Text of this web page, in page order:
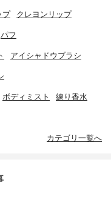
プ クレヨンリップ
パフ
アイシャドウブラシ
ボディミスト 練り香水
カテゴリ一覧へ